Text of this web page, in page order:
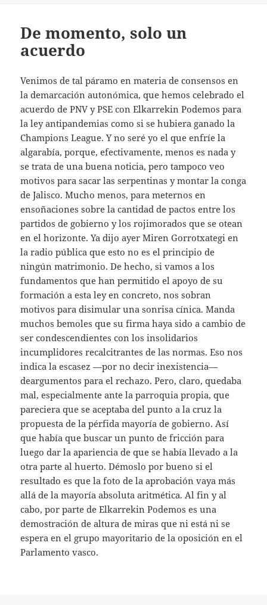
De momento, solo un
acuerdo
Venimos de tal páramo en materia de consensos en
la demarcación autonómica, que hemos celebrado el
acuerdo de PNV y PSE con Elkarrekin Podemos para
la ley antipandemias como si se hubiera ganado la
Champions League. Y no seré yo el que enfríe la
algarabía, porque, efectivamente, menos es nada y
se trata de una buena noticia, pero tampoco veo
motivos para sacar las serpentinas y montar la conga
de Jalisco. Mucho menos, para meternos en
ensoñaciones sobre la cantidad de pactos entre los
partidos de gobierno y los rojimorados que se otean
en el horizonte. Ya dijo ayer Miren Gorrotxategi en
la radio pública que esto no es el principio de
ningún matrimonio. De hecho, si vamos a los
fundamentos que han permitido el apoyo de su
formación a esta ley en concreto, nos sobran
motivos para disimular una sonrisa cínica. Manda
muchos bemoles que su firma haya sido a cambio de
ser condescendientes con los insolidarios
incumplidores recalcitrantes de las normas. Eso nos
indica la escasez —por no decir inexistencia—
deargumentos para el rechazo. Pero, claro, quedaba
mal, especialmente ante la parroquia propia, que
pareciera que se aceptaba del punto a la cruz la
propuesta de la pérfida mayoría de gobierno. Así
que había que buscar un punto de fricción para
luego dar la apariencia de que se había llevado a la
otra parte al huerto. Démoslo por bueno si el
resultado es que la foto de la aprobación vaya más
allá de la mayoría absoluta aritmética. Al fin y al
cabo, por parte de Elkarrekin Podemos es una
demostración de altura de miras que ni está ni se
espera en el grupo mayoritario de la oposición en el
Parlamento vasco.